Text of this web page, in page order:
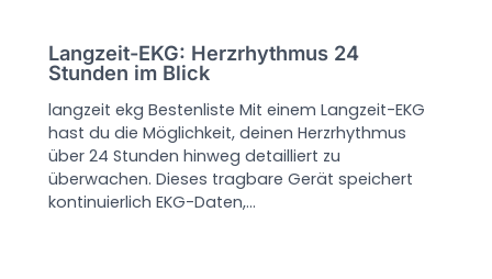
Langzeit-EKG: Herzrhythmus 24
Stunden im Blick
langzeit ekg Bestenliste Mit einem Langzeit-EKG
hast du die Möglichkeit, deinen Herzrhythmus
über 24 Stunden hinweg detailliert zu
überwachen. Dieses tragbare Gerät speichert
kontinuierlich EKG-Daten,…